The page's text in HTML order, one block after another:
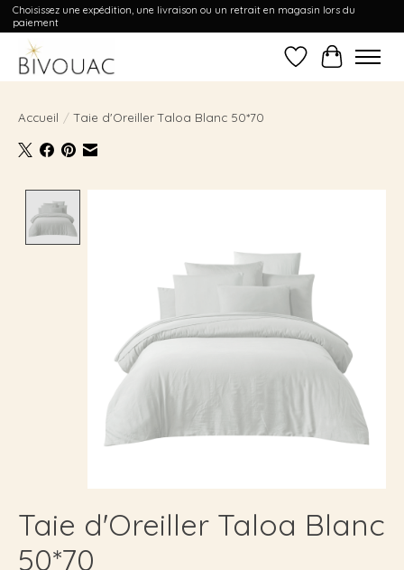
Choisissez une expédition, une livraison ou un retrait en magasin lors du
paiement
Liste dePanier
Accueil / Taie d'Oreiller Taloa Blanc 50*70
Taie d'Oreiller Taloa Blanc
50*70